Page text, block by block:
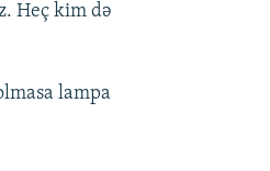
Heç kim də
lampa